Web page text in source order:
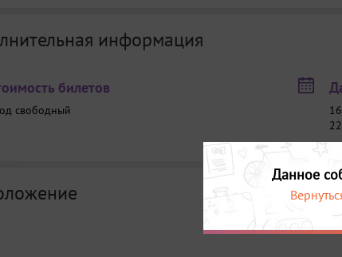
информация
билетов
свободный
Данное